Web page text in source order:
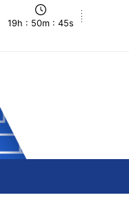
19h : 50m : 45s